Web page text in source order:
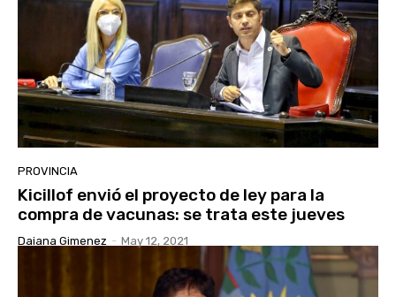
PROVINCIA
Kicillof envió el proyecto de ley para la
compra de vacunas: se trata este jueves
Daiana Gimenez - May 12, 2021